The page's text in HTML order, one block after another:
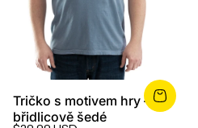
Tričko s motivem hry –
břidlicově šedé